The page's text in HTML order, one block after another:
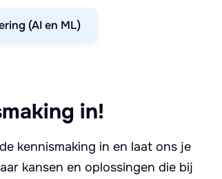
(AI en ML)
in!
kennismaking in en laat ons je
kansen en oplossingen die bij